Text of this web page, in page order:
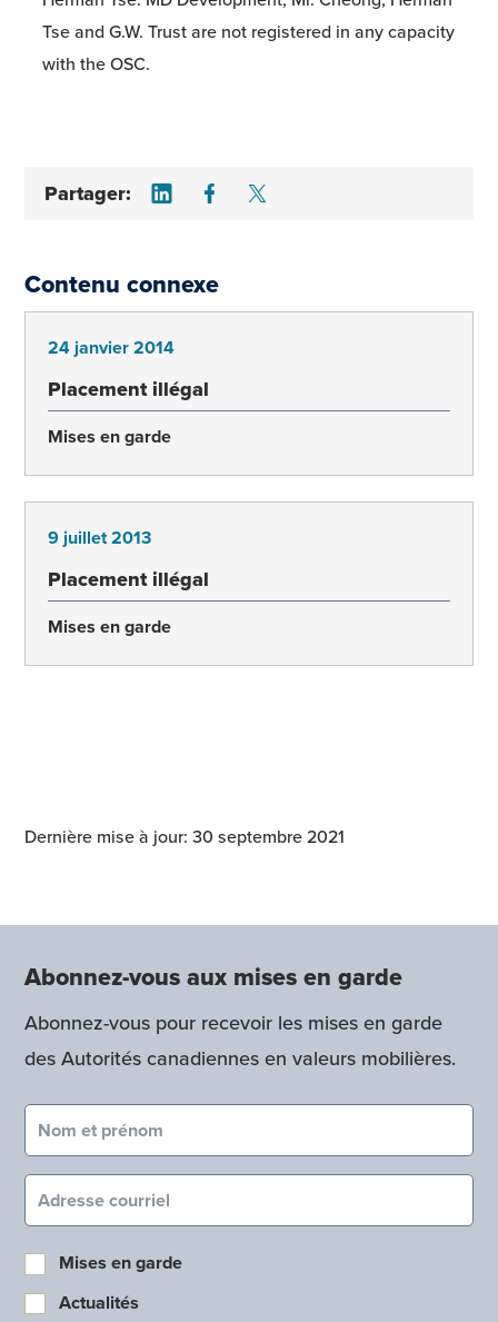
Tse and G.W. Trust are not registered in any capacity
with the OSC.
Partager: Share on LinkedIn
Share on Facebook
Contenu connexe
24 janvier 2014
Placement illégal
Mises en garde
9 juillet 2013
Placement illégal
Mises en garde
Dernière mise à jour: 30 septembre 2021
Abonnez-vous aux mises en garde
Abonnez-vous pour recevoir les mises en garde
des Autorités canadiennes en valeurs mobilières.
Nom et prénom (obligatoire)
Courriel (obligatoire)
Mises en garde
Actualités